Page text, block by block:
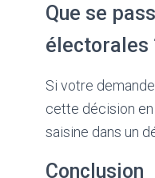
Que se
électorales
Si votre
cette décision
saisine dans un
Conclusion